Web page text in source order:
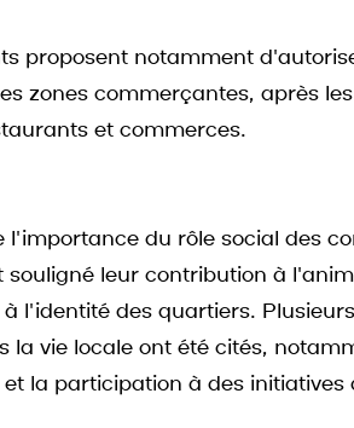
proposent notamment
zones commerçantes, après
et commerces.
l'importance du rôle social des
leur contribution à
l'identité des quartiers.
vie locale ont été cités,
la participation à des initiatives